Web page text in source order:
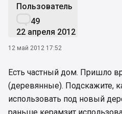
Пользователь
49
22 апреля 2012
12 май 2012 17:52
Есть частный дом. Пришло
(деревянные). Подскажите,
использовать под новый